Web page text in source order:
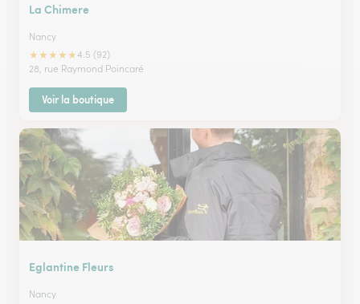
La Chimere
Nancy
★★★★★4.5 (92)
28, rue Raymond Poincaré
Voir la boutique
Eglantine Fleurs
Nancy